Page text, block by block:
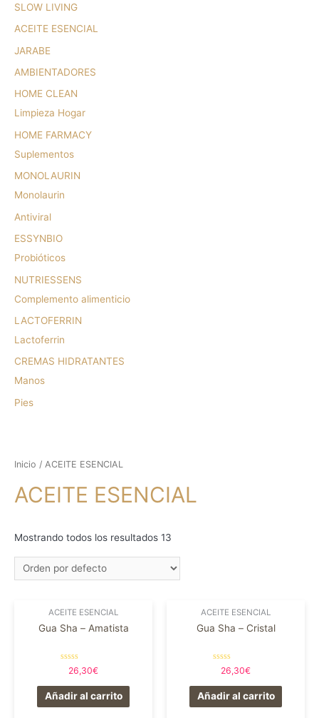
SLOW LIVING
ACEITE ESENCIAL
JARABE
AMBIENTADORES
HOME CLEAN
Limpieza Hogar
HOME FARMACY
Suplementos
MONOLAURIN
Monolaurin
Antiviral
ESSYNBIO
Probióticos
NUTRIESSENS
Complemento alimenticio
LACTOFERRIN
Lactoferrin
CREMAS HIDRATANTES
Manos
Pies
Inicio / ACEITE ESENCIAL
ACEITE ESENCIAL
Mostrando todos los resultados 13
ACEITE ESENCIAL
Gua Sha – Amatista
Valorado
0
de
5
26,30€
Añadir al carrito
ACEITE ESENCIAL
Gua Sha – Cristal
Valorado
0
de
5
26,30€
Añadir al carrito